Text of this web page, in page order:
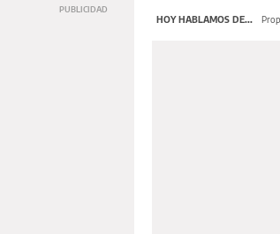
HOY HABLAMOS DE...